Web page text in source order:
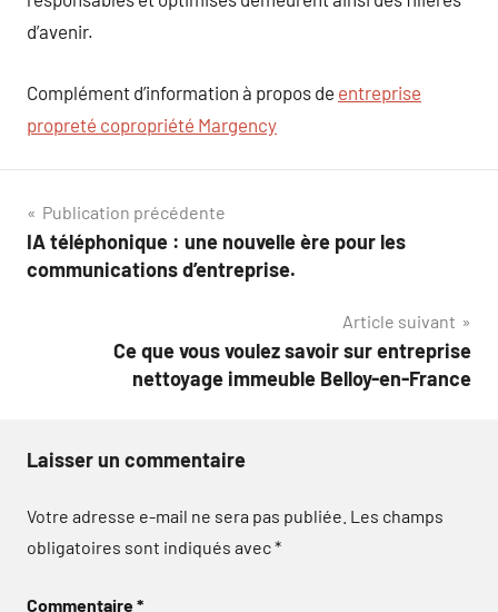
d’avenir.
Complément d’information à propos de entreprise
propreté copropriété Margency
Navigation
de
Publication précédente
IA téléphonique : une nouvelle ère pour les
communications d’entreprise.
Article suivant
Ce que vous voulez savoir sur entreprise
nettoyage immeuble Belloy-en-France
Laisser un commentaire
Votre adresse e-mail ne sera pas publiée. Les champs
obligatoires sont indiqués avec*
Commentaire*